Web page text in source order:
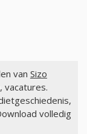
van Sizo
vacatures.
volledig